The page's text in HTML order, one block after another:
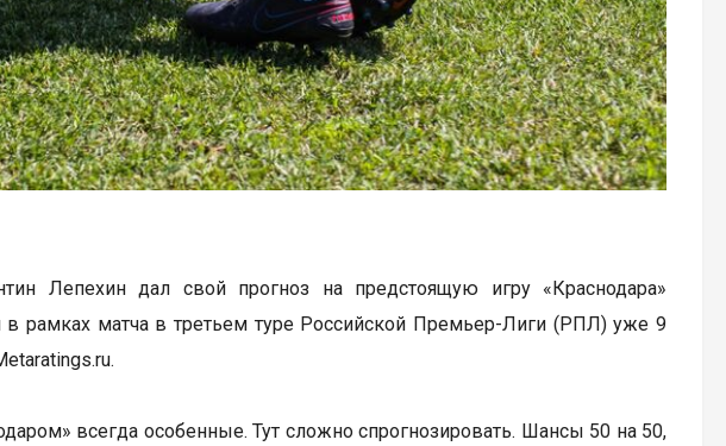
Лепехин дал свой прогноз на предстоящую игру «Краснодара»
в рамках матча в третьем туре Российской Премьер-Лиги (РПЛ) уже 9
всегда особенные. Тут сложно спрогнозировать. Шансы 50 на 50,